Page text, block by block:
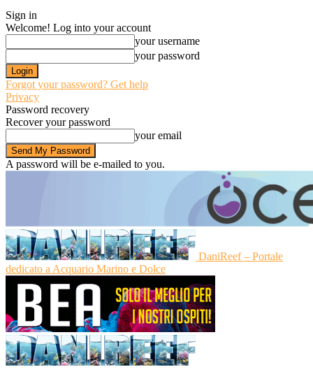
Sign in
Welcome! Log into your account
your username
your password
Forgot your password? Get help
Privacy
Password recovery
Recover your password
your email
A password will be e-mailed to you.
DaniReef – Portale
dedicato a Acquario Marino e Dolce